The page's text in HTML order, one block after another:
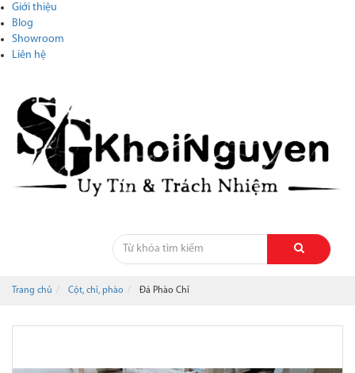
Giới thiệu
Blog
Showroom
Liên hệ
Trang chủ Cột, chỉ, phào Đá Phào Chỉ